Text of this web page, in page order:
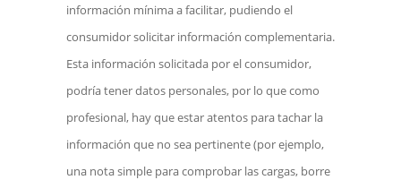
información mínima a facilitar, pudiendo el
consumidor solicitar información complementaria.
Esta información solicitada por el consumidor,
podría tener datos personales, por lo que como
profesional, hay que estar atentos para tachar la
información que no sea pertinente (por ejemplo,
una nota simple para comprobar las cargas, borre